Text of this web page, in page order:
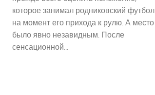
которое занимал родниковский футбол
на момент его прихода к рулю. А место
было явно незавидным. После
сенсационной...